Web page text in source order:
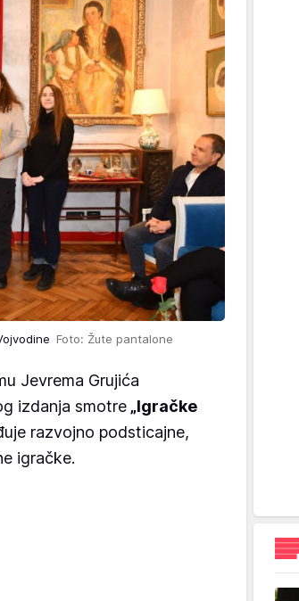
Foto: Žute pantalone
Jevrema Grujića
izdanja smotre „Igračke
razvojno podsticajne,
igračke.